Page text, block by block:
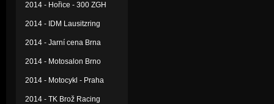
2014 - Hořice - 300 ZGH
2014 - IDM Lausitzring
2014 - Jarní cena Brna
2014 - Motosalon Brno
2014 - Motocykl - Praha
2014 - TK Brož Racing